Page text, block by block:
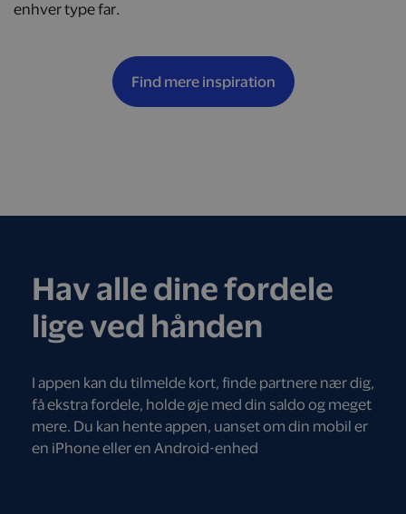
enhver type far.
Find mere inspiration
Hav alle dine fordele
lige ved hånden
I appen kan du tilmelde kort, finde partnere nær dig,
få ekstra fordele, holde øje med din saldo og meget
mere. Du kan hente appen, uanset om din mobil er
en iPhone eller en Android-enhed